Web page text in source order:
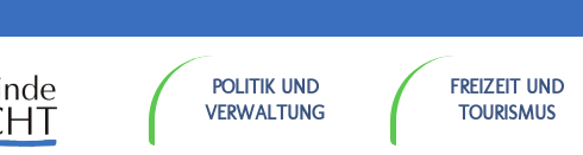
POLITIK UND
VERWALTUNG
FREIZEIT UND
TOURISMUS